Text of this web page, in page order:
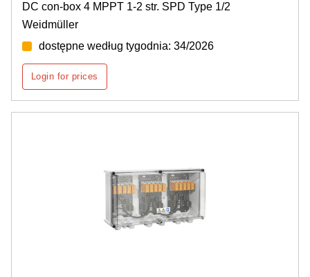
DC con-box 4 MPPT 1-2 str. SPD Type 1/2
Weidmüller
dostępne według tygodnia: 34/2026
Login for prices